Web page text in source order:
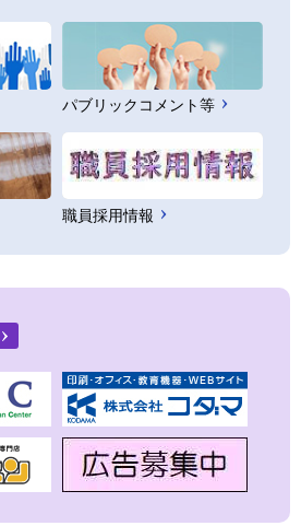
パブリックコメント等
職員採用情報